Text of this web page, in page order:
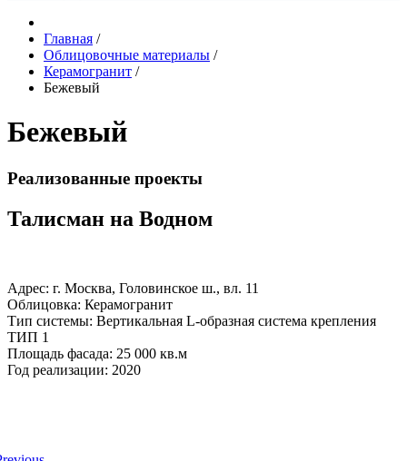
Главная /
Облицовочные материалы /
Керамогранит /
Бежевый
Бежевый
Реализованные проекты
Талисман на Водном
Адрес: г. Москва, Головинское ш., вл. 11
Облицовка: Керамогранит
Тип системы: Вертикальная L-образная система крепления
ТИП 1
Площадь фасада: 25 000 кв.м
Год реализации: 2020